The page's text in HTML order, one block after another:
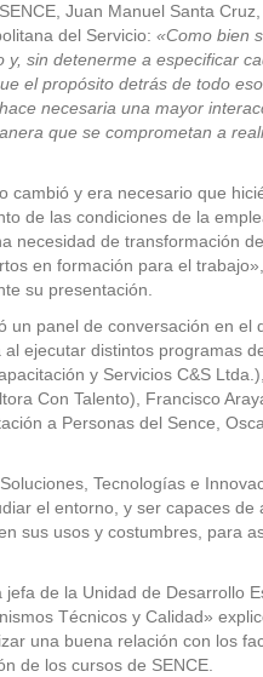
Juan Manuel Santa
del Servicio: «Como bien
sin detenerme a especificar
el propósito detrás de todo
necesaria una mayor
que se comprometan a
cambió y era necesario que
de las condiciones de la
necesidad de transformación
en formación para el
su presentación.
un panel de conversación en el
ejecutar distintos programas
y Servicios C&S
Con Talento), Francisco
a Personas del Sence,
Tecnologías e
el entorno, y ser capaces de
sus usos y costumbres, para
de la Unidad de Desarrollo
Técnicos y Calidad»
una buena relación con los
de los cursos de SENCE.